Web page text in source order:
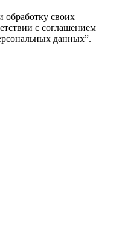
обработку своих
с соглашением
данных”.